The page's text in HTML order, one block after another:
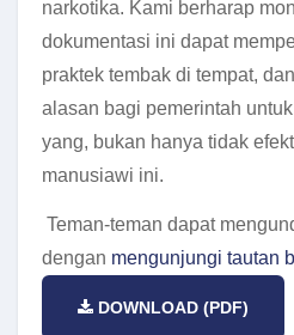
narkotika. Kami berharap
dokumentasi ini dapat
praktek tembak di tempat,
alasan bagi pemerintah
yang, bukan hanya tidak
manusiawi ini.
Teman-teman dapat
dengan mengunjungi tautan
DOWNLOAD (PDF)